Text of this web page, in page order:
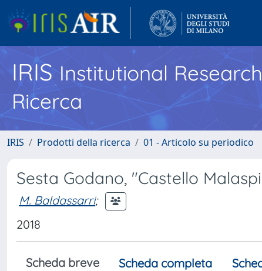
IRISInstitutional
Ricerca
IRIS Prodotti della ricerca 01 - Articolo su periodico
Sesta Godano, "Castello
M. Baldassarri;
2018
Scheda breve Scheda completa